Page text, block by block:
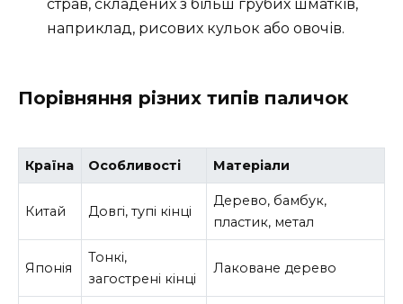
страв, складених з більш грубих шматків,
наприклад, рисових кульок або овочів.
Порівняння різних типів паличок
Країна Особливості Матеріали
Китай Довгі, тупі кінці
Дерево, бамбук,
пластик, метал
Японія
Тонкі,
загострені кінці
Лаковане дерево